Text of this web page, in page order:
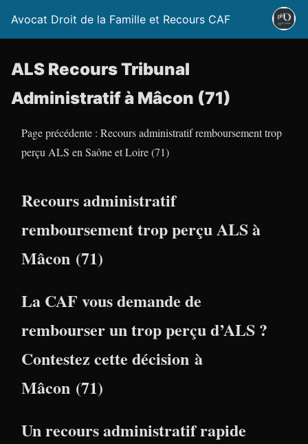
Avocat Droit de la Famille et Recours CAF
ALS Recours Tribunal
Administratif à Mâcon (71)
Page précédente : Recours administratif remboursement trop
perçu ALS en Saône et Loire (71)
Recours administratif
remboursement trop perçu ALS à
Mâcon (71)
La CAF vous demande de
rembourser un trop perçu d’ALS ?
Contestez cette décision à
Mâcon (71)
Un recours administratif rapide